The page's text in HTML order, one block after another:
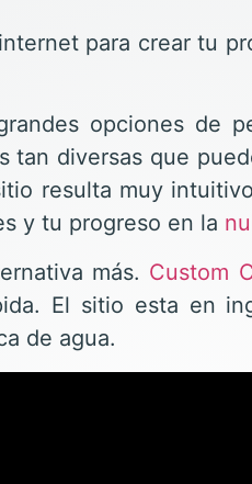
para crear tu
opciones de
tan diversas que
resulta muy
y tu progreso en la
más. Custom
El sitio esta en
de agua.